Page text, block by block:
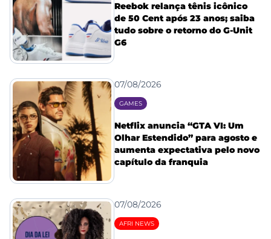
Reebok relança tênis icônico
de 50 Cent após 23 anos; saiba
tudo sobre o retorno do G-Unit
G6
07/08/2026
GAMES
Netflix anuncia “GTA VI: Um
Olhar Estendido” para agosto e
aumenta expectativa pelo novo
capítulo da franquia
07/08/2026
AFRI NEWS